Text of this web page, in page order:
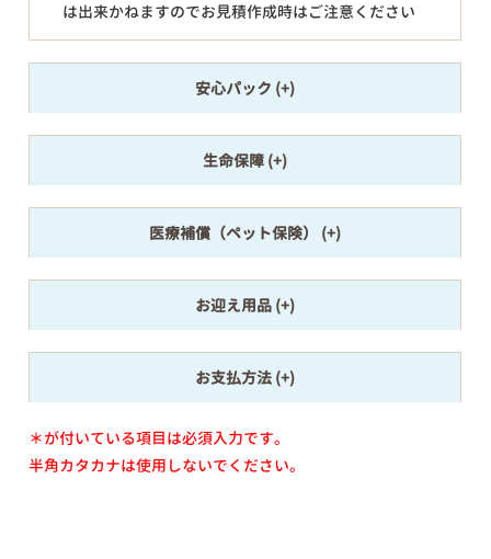
は出来かねますのでお見積作成時はご注意ください
安心パック
生命保障
医療補償（ペット保険）
お迎え用品
お支払方法
＊が付いている項目は必須入力です。
半角カタカナは使用しないでください。